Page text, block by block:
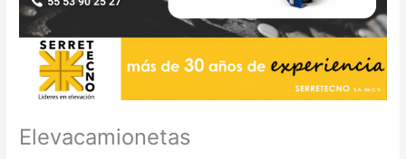
Elevacamionetas